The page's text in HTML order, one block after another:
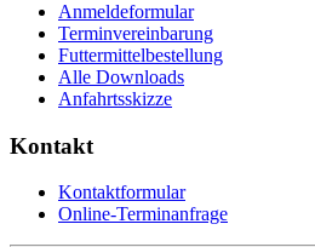
Anmeldeformular
Terminvereinbarung
Futtermittelbestellung
Alle Downloads
Anfahrtsskizze
Kontakt
Kontaktformular
Online-Terminanfrage